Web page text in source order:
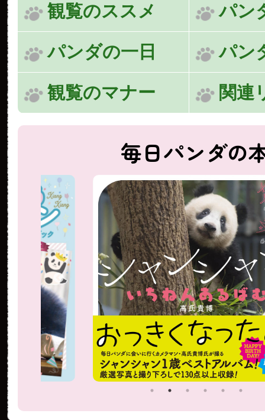
観覧のススメ パン
パンダの一日 パン
観覧のマナー 関連
毎日パンダの